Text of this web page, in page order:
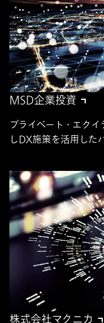
MSD企業投資
プライベート・エク
しDX施策を活用した
株式会社マクニカ